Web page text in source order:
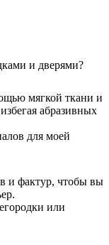
и дверями?
мягкой ткани и
абразивных
для моей
и фактур, чтобы вы
или